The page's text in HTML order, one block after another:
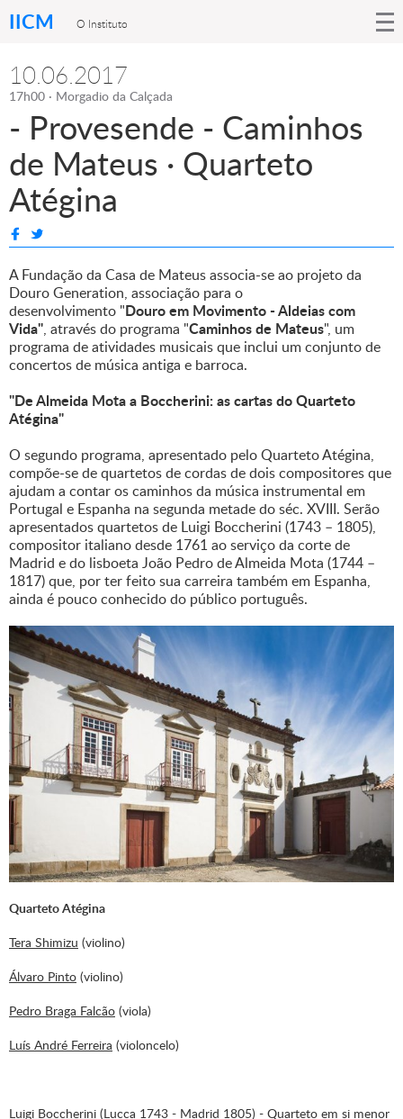
IICM O Instituto
10.06.2017
17h00 · Morgadio da Calçada
- Provesende - Caminhos
de Mateus · Quarteto
Atégina
A Fundação da Casa de Mateus associa-se ao projeto da
Douro Generation, associação para o
desenvolvimento "Douro em Movimento - Aldeias com
Vida", através do programa "Caminhos de Mateus", um
programa de atividades musicais que inclui um conjunto de
concertos de música antiga e barroca.
"De Almeida Mota a Boccherini: as cartas do Quarteto
Atégina"
O segundo programa, apresentado pelo Quarteto Atégina,
compõe-se de quartetos de cordas de dois compositores que
ajudam a contar os caminhos da música instrumental em
Portugal e Espanha na segunda metade do séc. XVIII. Serão
apresentados quartetos de Luigi Boccherini (1743 – 1805),
compositor italiano desde 1761 ao serviço da corte de
Madrid e do lisboeta João Pedro de Almeida Mota (1744 –
1817) que, por ter feito sua carreira também em Espanha,
ainda é pouco conhecido do público português.
Quarteto Atégina
Tera Shimizu (violino)
Álvaro Pinto (violino)
Pedro Braga Falcão (viola)
Luís André Ferreira (violoncelo)
Luigi Boccherini (Lucca 1743 - Madrid 1805) - Quarteto em si menor